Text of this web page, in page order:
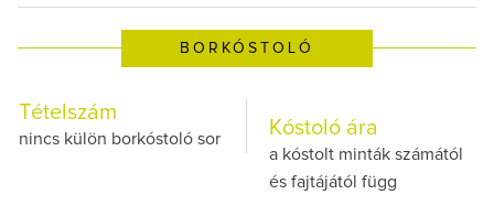
BORKÓSTOLÓ
Tételszám
nincs külön borkóstoló sor Kóstoló ára
a kóstolt minták számától
és fajtájától függ